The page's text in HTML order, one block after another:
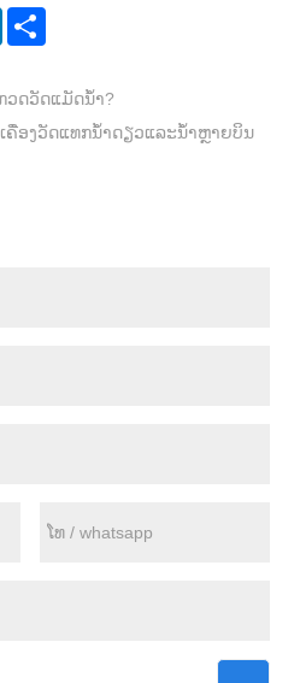
LinkedIn
ວດວັດແມັດນ້ໍາ?
ຄື່ອງວັດແທກນ້ໍາດຽວແລະນ້ໍາຫຼາຍບິນ